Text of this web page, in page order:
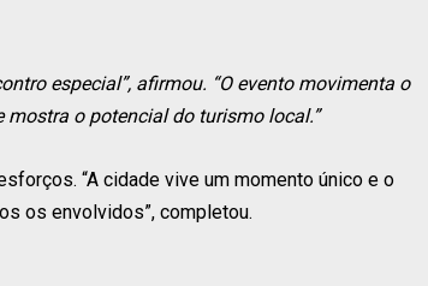
especial”, afirmou. “O evento movimenta o
o potencial do turismo local.”
“A cidade vive um momento único e o
os envolvidos”, completou.